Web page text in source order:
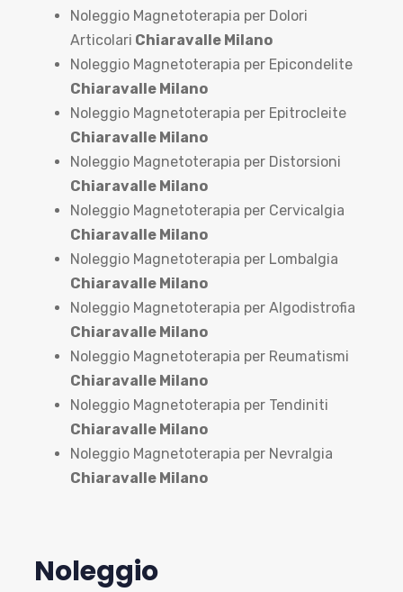
Noleggio Magnetoterapia per Dolori
Articolari Chiaravalle Milano
Noleggio Magnetoterapia per Epicondelite
Chiaravalle Milano
Noleggio Magnetoterapia per Epitrocleite
Chiaravalle Milano
Noleggio Magnetoterapia per Distorsioni
Chiaravalle Milano
Noleggio Magnetoterapia per Cervicalgia
Chiaravalle Milano
Noleggio Magnetoterapia per Lombalgia
Chiaravalle Milano
Noleggio Magnetoterapia per Algodistrofia
Chiaravalle Milano
Noleggio Magnetoterapia per Reumatismi
Chiaravalle Milano
Noleggio Magnetoterapia per Tendiniti
Chiaravalle Milano
Noleggio Magnetoterapia per Nevralgia
Chiaravalle Milano
Noleggio